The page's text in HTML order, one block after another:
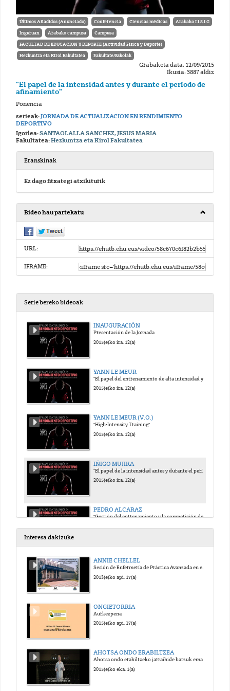
Últimos Añadidos (Anunciado) Conferencia Ciencias médicas Arabako I.I.S.I.G
Inguruan Arabako campusa Campusa
FACULTAD DE EDUCACION Y DEPORTE (Actividad Fisica y Deporte)
Hezkuntza eta Kirol Fakultatea Fakultate/Eskolak
Grabaketa data: 12/09/2015
Ikusia: 3887 aldiz
"El papel de la intensidad antes y durante el período de
afinamiento"
Ponencia
serieak:JORNADA DE ACTUALIZACION EN RENDIMIENTO
DEPORTIVO
Igorlea:SANTAOLALLA SANCHEZ, JESUS MARIA
Fakultatea:Hezkuntza eta Kirol Fakultatea
Eranskinak
Ez dago fitxategi atxikiturik
Bideo hau partekatu
URL:
IFRAME:
Serie bereko bideoak
INAUGURACIÓN
Presentación de la Jornada
2015(e)ko ira. 12(a)
YANN LE MEUR
2015(e)ko ira. 12(a)
YANN LE MEUR (V.O.)
"High-Intensity Training"
2015(e)ko ira. 12(a)
IÑIGO MUJIKA
"El papel de la intensidad antes y durante el período de afinamiento"
2015(e)ko ira. 12(a)
PEDRO ALCARAZ
"Gestión del entrenamiento y la competición de alta intensidad en deportes de equipo"
2015(e)ko ira. 12(a)
Interesa dakizuke
ANNIE CHELLEL
Sesión de Enfermería de Práctica Avanzada en el Reino Unido
2013(e)ko api. 17(a)
ONGIETORRIA
Aurkezpena
2015(e)ko api. 17(a)
AHOTSA ONDO ERABILTZEA
Ahotsa ondo erabiltzeko jarraibide batzuk ematen dituen bideoa.
2015(e)ko eka. 1(a)